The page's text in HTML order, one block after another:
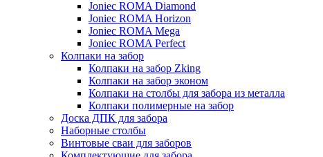
Joniec ROMA Diamond
Joniec ROMA Horizon
Joniec ROMA Mega
Joniec ROMA Perfect
Колпаки на забор
Колпаки на забор Zking
Колпаки на забор эконом
Колпаки на столбы для забора из металла
Колпаки полимерные на забор
Доска ДПК для забора
Наборные столбы
Винтовые сваи для заборов